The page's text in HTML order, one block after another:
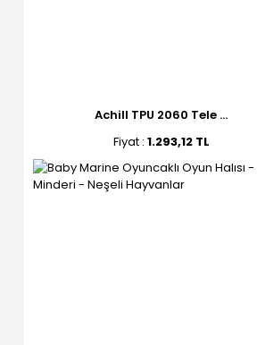
Achill TPU 2060 Tele ...
Fiyat : 1.293,12 TL